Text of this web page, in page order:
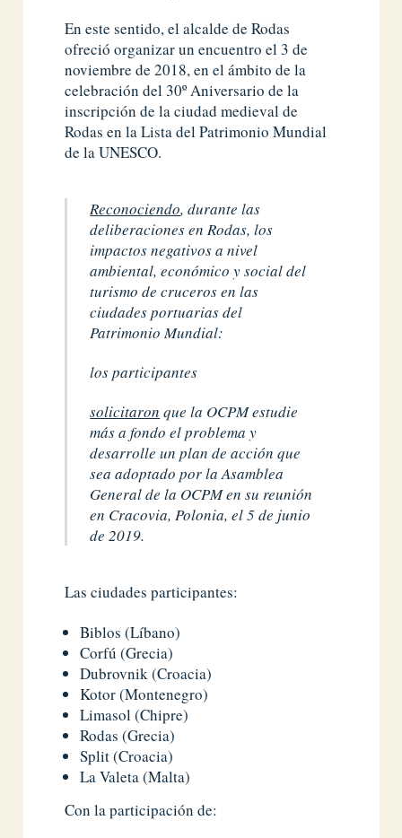
En este sentido, el alcalde de Rodas
ofreció organizar un encuentro el 3 de
noviembre de 2018, en el ámbito de la
celebración del 30º Aniversario de la
inscripción de la ciudad medieval de
Rodas en la Lista del Patrimonio Mundial
de la UNESCO.
Reconociendo, durante las
deliberaciones en Rodas, los
impactos negativos a nivel
ambiental, económico y social del
turismo de cruceros en las
ciudades portuarias del
Patrimonio Mundial:
los participantes
solicitaron que la OCPM estudie
más a fondo el problema y
desarrolle un plan de acción que
sea adoptado por la Asamblea
General de la OCPM en su reunión
en Cracovia, Polonia, el 5 de junio
de 2019.
Las ciudades participantes:
Biblos (Líbano)
Corfú (Grecia)
Dubrovnik (Croacia)
Kotor (Montenegro)
Limasol (Chipre)
Rodas (Grecia)
Split (Croacia)
La Valeta (Malta)
Con la participación de: